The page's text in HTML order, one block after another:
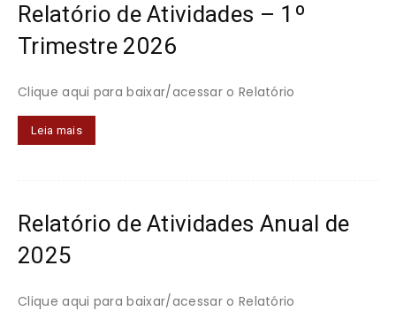
do
Distrito
Relatório de Atividades – 1º
Trimestre 2026
Clique aqui para baixar/acessar o Relatório
Leia mais
Relatório de Atividades Anual de
2025
Clique aqui para baixar/acessar o Relatório